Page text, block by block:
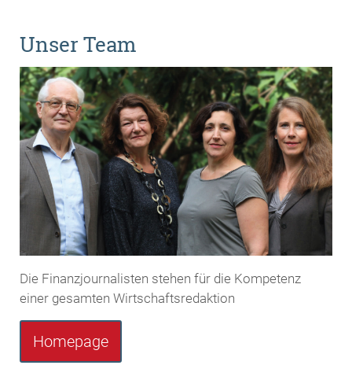
Unser Team
Die Finanzjournalisten stehen für die Kompetenz
einer gesamten Wirtschaftsredaktion
Homepage